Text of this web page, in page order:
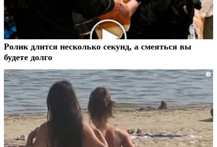
Ролик длится несколько секунд, а смеяться вы
будете долго
i